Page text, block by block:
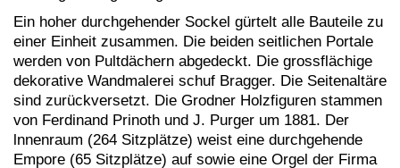
Ein hoher durchgehender Sockel gürtelt alle Bauteile zu
einer Einheit zusammen. Die beiden seitlichen Portale
werden von Pultdächern abgedeckt. Die grossflächige
dekorative Wandmalerei schuf Bragger. Die Seitenaltäre
sind zurückversetzt. Die Grodner Holzfiguren stammen
von Ferdinand Prinoth und J. Purger um 1881. Der
lnnenraum (264 Sitzplätze) weist eine durchgehende
Empore (65 Sitzplätze) auf sowie eine Orgel der Firma